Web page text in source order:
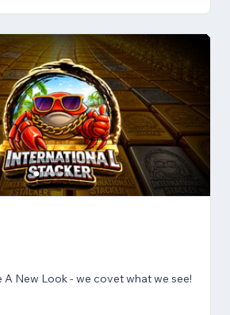
A New Look - we covet what we see!